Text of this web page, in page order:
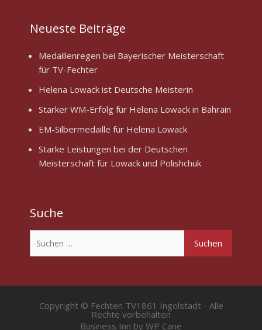
Neueste Beiträge
Medaillenregen bei Bayerischer Meisterschaft
für TV-Fechter
Helena Lowack ist Deutsche Meisterin
Starker WM-Erfolg für Helena Lowack in Bahrain
EM-Silbermedaille für Helena Lowack
Starke Leistungen bei der Deutschen
Meisterschaft für Lowack und Polishchuk
Suche
Copyright © Fechten TV1861 Ingolstadt - Alle
Rechte vorbehalten
Business Inn by WP Cane